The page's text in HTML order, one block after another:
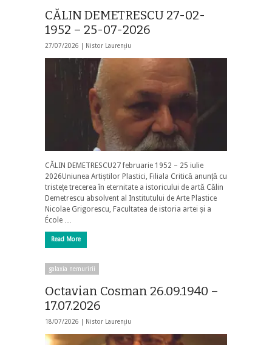
CĂLIN DEMETRESCU 27-02-
1952 – 25-07-2026
27/07/2026 | Nistor Laurențiu
CĂLIN DEMETRESCU27 februarie 1952 – 25 iulie
2026Uniunea Artiștilor Plastici, Filiala Critică anunță cu
tristețe trecerea în eternitate a istoricului de artă Călin
Demetrescu absolvent al Institutului de Arte Plastice
Nicolae Grigorescu, Facultatea de istoria artei și a
École …
Read More
galaxia nemuririi
Octavian Cosman 26.09.1940 –
17.07.2026
18/07/2026 | Nistor Laurențiu